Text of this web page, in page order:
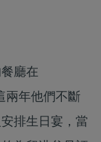
廳在
兩年他們不斷
排生日宴，當